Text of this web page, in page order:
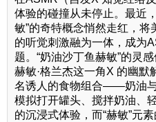
体验的碰撞从未停止。最近
敏”的奇特概念悄然走红，
的听觉刺激融为一体，成为
题。“奶油沙丁鱼赫敏”的灵
赫敏·格兰杰这一角X 的幽
名诱人的食物组合——奶油
模拟打开罐头、搅拌奶油、
的沉浸式体验，而“赫敏”元